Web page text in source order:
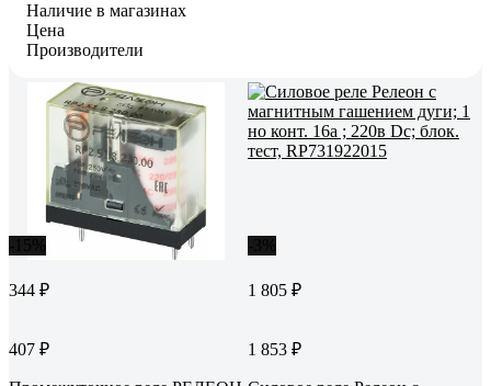
Наличие в магазинах
Цена
Производители
344 ₽
407 ₽
1 805 ₽
1 853 ₽